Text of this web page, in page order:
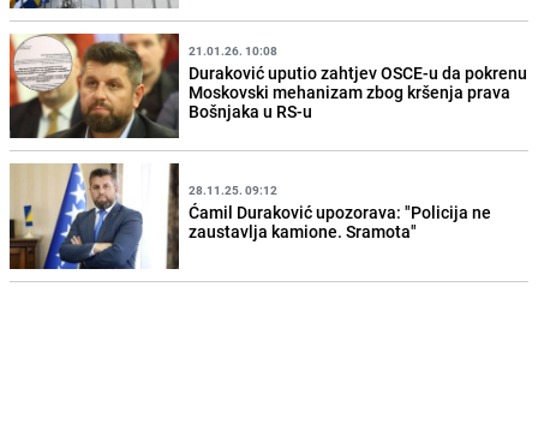
21.01.26. 10:08
Duraković uputio zahtjev OSCE-u da pokrenu
Moskovski mehanizam zbog kršenja prava
Bošnjaka u RS-u
28.11.25. 09:12
Ćamil Duraković upozorava: "Policija ne
zaustavlja kamione. Sramota"